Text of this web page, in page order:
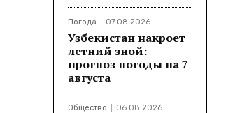
Погода 07.08.2026
Узбекистан накроет
летний зной:
прогноз погоды на 7
августа
Общество 06.08.2026